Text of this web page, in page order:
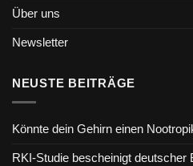
Über uns
Newsletter
NEUSTE BEITRÄGE
Könnte dein Gehirn einen
RKI-Studie bescheinigt deutscher